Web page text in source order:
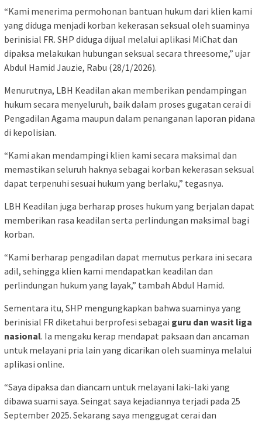
“Kami menerima permohonan bantuan hukum dari klien kami
yang diduga menjadi korban kekerasan seksual oleh suaminya
berinisial FR. SHP diduga dijual melalui aplikasi MiChat dan
dipaksa melakukan hubungan seksual secara threesome,” ujar
Abdul Hamid Jauzie, Rabu (28/1/2026).
Menurutnya, LBH Keadilan akan memberikan pendampingan
hukum secara menyeluruh, baik dalam proses gugatan cerai di
Pengadilan Agama maupun dalam penanganan laporan pidana
di kepolisian.
“Kami akan mendampingi klien kami secara maksimal dan
memastikan seluruh haknya sebagai korban kekerasan seksual
dapat terpenuhi sesuai hukum yang berlaku,” tegasnya.
LBH Keadilan juga berharap proses hukum yang berjalan dapat
memberikan rasa keadilan serta perlindungan maksimal bagi
korban.
“Kami berharap pengadilan dapat memutus perkara ini secara
adil, sehingga klien kami mendapatkan keadilan dan
perlindungan hukum yang layak,” tambah Abdul Hamid.
Sementara itu, SHP mengungkapkan bahwa suaminya yang
berinisial FR diketahui berprofesi sebagai guru dan wasit liga
nasional. Ia mengaku kerap mendapat paksaan dan ancaman
untuk melayani pria lain yang dicarikan oleh suaminya melalui
aplikasi online.
“Saya dipaksa dan diancam untuk melayani laki-laki yang
dibawa suami saya. Seingat saya kejadiannya terjadi pada 25
September 2025. Sekarang saya menggugat cerai dan